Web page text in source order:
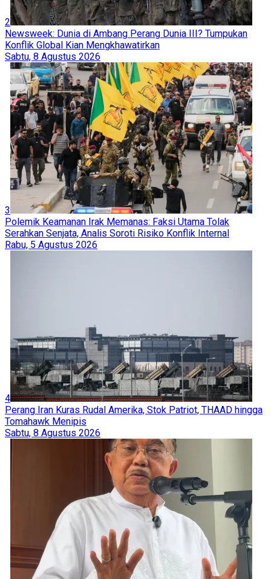
2
Newsweek: Dunia di Ambang Perang Dunia III? Tumpukan
Konflik Global Kian Mengkhawatirkan
Sabtu, 8 Agustus 2026
3
Polemik Keamanan Irak Memanas: Faksi Utama Tolak
Serahkan Senjata, Analis Soroti Risiko Konflik Internal
Rabu, 5 Agustus 2026
4
Perang Iran Kuras Rudal Amerika, Stok Patriot, THAAD hingga
Tomahawk Menipis
Sabtu, 8 Agustus 2026